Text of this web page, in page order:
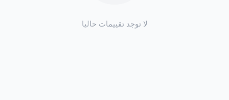
لا توجد تقييمات حاليا